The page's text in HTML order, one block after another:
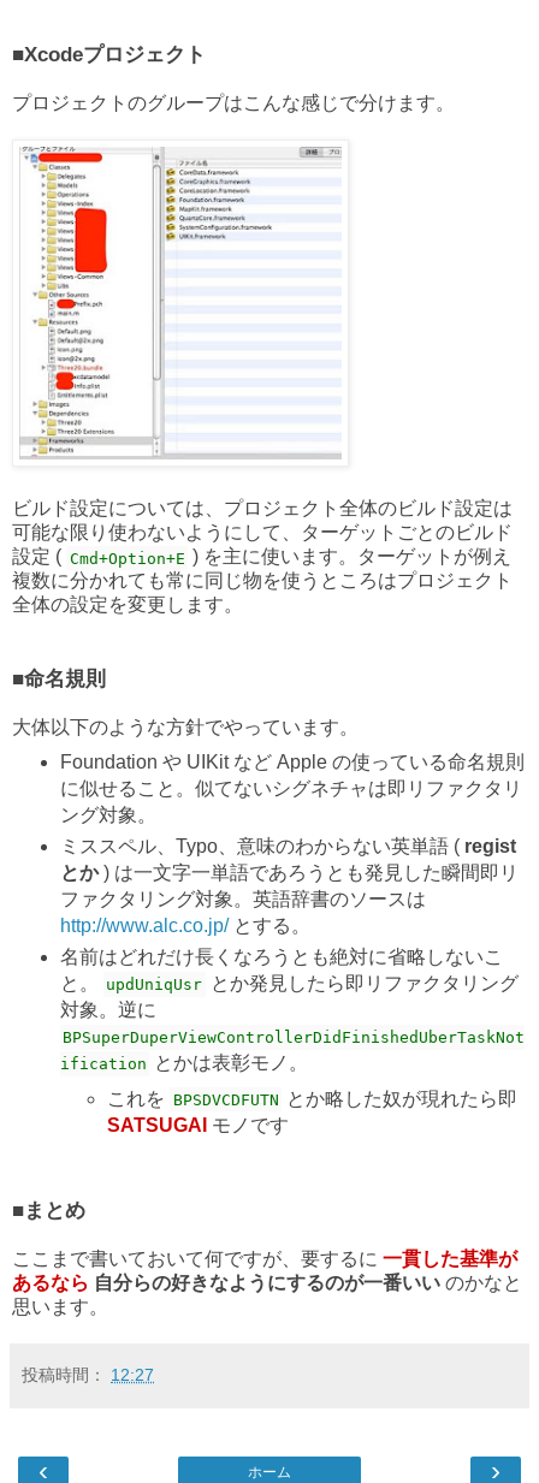
■Xcodeプロジェクト
プロジェクトのグループはこんな感じで分けます。
ビルド設定については、プロジェクト全体のビルド設定は
可能な限り使わないようにして、ターゲットごとのビルド
設定 ( Cmd+Option+E ) を主に使います。ターゲットが例え
複数に分かれても常に同じ物を使うところはプロジェクト
全体の設定を変更します。
■命名規則
大体以下のような方針でやっています。
Foundation や UIKit など Apple の使っている命名規則
に似せること。似てないシグネチャは即リファクタリ
ング対象。
ミススペル、Typo、意味のわからない英単語 ( regist
とか) は一文字一単語であろうとも発見した瞬間即リ
ファクタリング対象。英語辞書のソースは
http://www.alc.co.jp/とする。
名前はどれだけ長くなろうとも絶対に省略しないこ
と。
updUniqUsr とか発見したら即リファクタリング
対象。逆に
BPSuperDuperViewControllerDidFinishedUberTaskNot
ification とかは表彰モノ。
これを BPSDVCDFUTN とか略した奴が現れたら即
SATSUGAI モノです
■まとめ
ここまで書いておいて何ですが、要するに 一貫した基準が
あるなら 自分らの好きなようにするのが一番いい のかなと
思います。
投稿時間： 12:27
‹ ›
ホーム